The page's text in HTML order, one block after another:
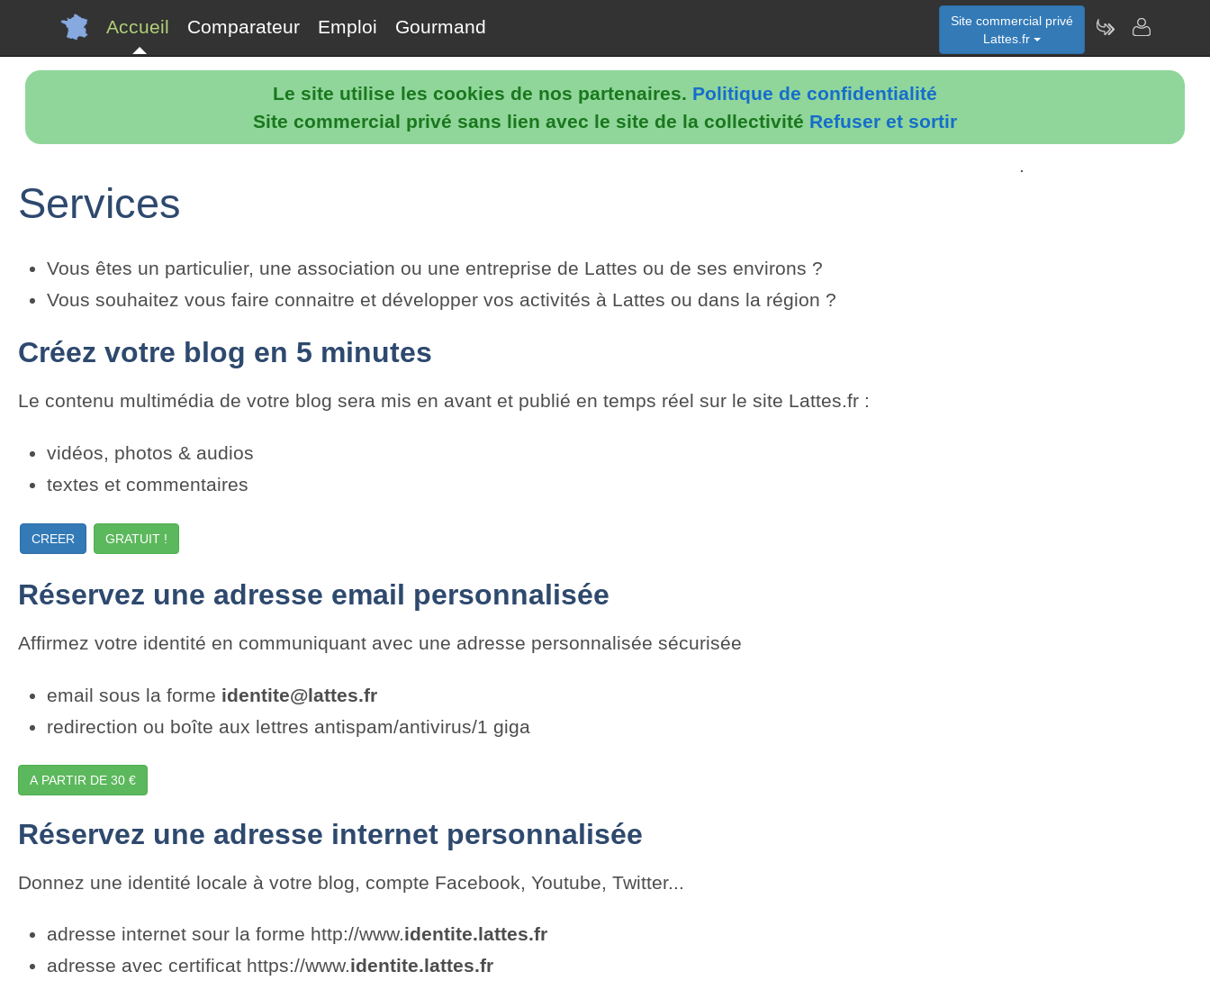
Le site utilise les cookies de nos partenaires. Politique de confidentialité
Site commercial privé sans lien avec le site de la collectivité Refuser et sortir
Accueil Comparateur Emploi Gourmand
Site commercial privé
Lattes.fr
Services
Vous êtes un particulier, une association ou une entreprise de Lattes ou de ses environs ?
Vous souhaitez vous faire connaitre et développer vos activités à Lattes ou dans la région ?
Créez votre blog en 5 minutes
Le contenu multimédia de votre blog sera mis en avant et publié en temps réel sur le site Lattes.fr :
vidéos, photos & audios
textes et commentaires
CREER GRATUIT !
Réservez une adresse email personnalisée
Affirmez votre identité en communiquant avec une adresse personnalisée sécurisée
email sous la forme identite@lattes.fr
redirection ou boîte aux lettres antispam/antivirus/1 giga
A PARTIR DE 30 €
Réservez une adresse internet personnalisée
Donnez une identité locale à votre blog, compte Facebook, Youtube, Twitter...
adresse internet sour la forme http://www.identite.lattes.fr
adresse avec certificat https://www.identite.lattes.fr
.